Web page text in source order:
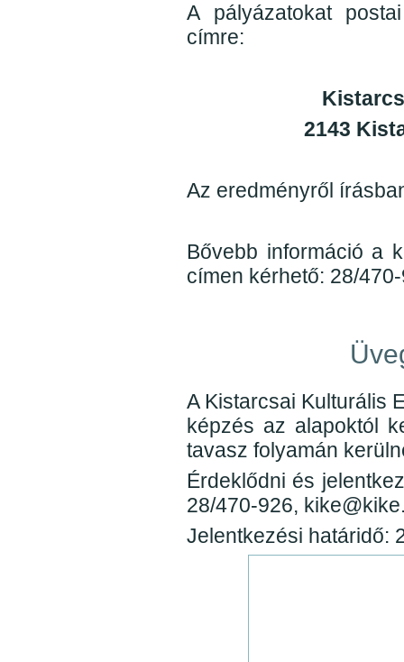
A pályázatokat
címre:
2143
Az eredményről
Bővebb információ a
címen kérhető: 28/
A Kistarcsai Kulturális
képzés az alapoktól
tavasz folyamán
Érdeklődni és
28/470-926,
Jelentkezési határidő: